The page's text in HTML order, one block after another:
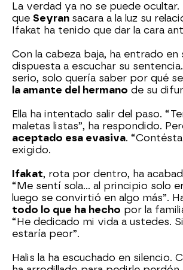
La verdad ya no se puede ocultar.
que Seyran sacara a la luz su
Ifakat ha tenido que dar la cara
Con la cabeza baja, ha entrado en
dispuesta a escuchar su
serio, solo quería saber por qué
la amante del hermano de su
Ella ha intentado salir del paso.
maletas listas”, ha respondido.
aceptado esa evasiva.
exigido.
Ifakat, rota por dentro, ha
“Me sentí sola… al principio solo
luego se convirtió en algo más”.
todo lo que ha hecho por la
“He dedicado mi vida a ustedes.
estaría peor”.
Halis la ha escuchado en silencio.